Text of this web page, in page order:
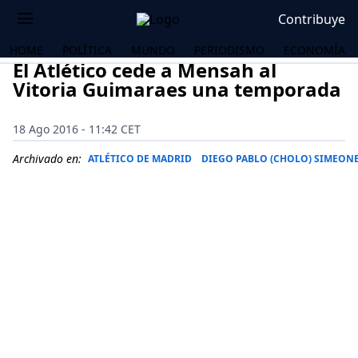
Contribuye
HOME POLÍTICA MUNDO PERIODISMO ECONOMÍA
El Atlético cede a Mensah al
Vitoria Guimaraes una temporada
18 Ago 2016 - 11:42 CET
Archivado en: ATLÉTICO DE MADRID DIEGO PABLO (CHOLO)